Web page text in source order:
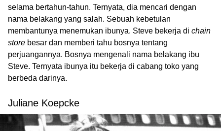
selama bertahun-tahun. Ternyata, dia mencari dengan
nama belakang yang salah. Sebuah kebetulan
membantunya menemukan ibunya. Steve bekerja di chain
store besar dan memberi tahu bosnya tentang
perjuangannya. Bosnya mengenali nama belakang ibu
Steve. Ternyata ibunya itu bekerja di cabang toko yang
berbeda darinya.
Juliane Koepcke